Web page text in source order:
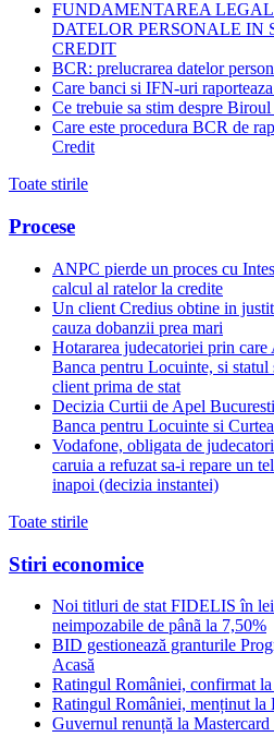
FUNDAMENTAREA
DATELOR PERSONALE IN
CREDIT
BCR: prelucrarea datelor
Care banci si IFN-uri
Ce trebuie sa stim despre
Care este procedura BCR de
Credit
Toate stirile
Procese
ANPC pierde un proces cu
calcul al ratelor la credite
Un client Credius obtine in
cauza dobanzii prea mari
Hotararea judecatoriei prin
Banca pentru Locuinte, si
client prima de stat
Decizia Curtii de Apel
Banca pentru Locuinte si
Vodafone, obligata de
caruia a refuzat sa-i repare un
inapoi (decizia instantei)
Toate stirile
Stiri economice
Noi titluri de stat FIDELIS în
neimpozabile de pânã la 7,50%
BID gestionează granturile
Acasă
Ratingul României, confirmat
Ratingul României, menținut la
Guvernul renunță la